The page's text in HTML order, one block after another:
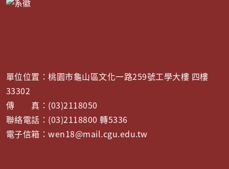
單位位置：桃園市龜山區文化一路259號工學大樓 四樓
33302
傳 真：(03)2118050
聯絡電話：(03)2118800 轉5336
電子信箱：wen18@mail.cgu.edu.tw